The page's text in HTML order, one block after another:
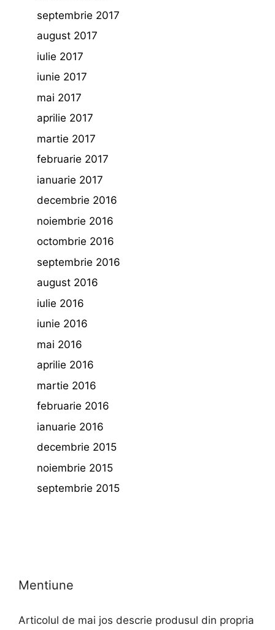
septembrie 2017
august 2017
iulie 2017
iunie 2017
mai 2017
aprilie 2017
martie 2017
februarie 2017
ianuarie 2017
decembrie 2016
noiembrie 2016
octombrie 2016
septembrie 2016
august 2016
iulie 2016
iunie 2016
mai 2016
aprilie 2016
martie 2016
februarie 2016
ianuarie 2016
decembrie 2015
noiembrie 2015
septembrie 2015
Mentiune
Articolul de mai jos descrie produsul din propria